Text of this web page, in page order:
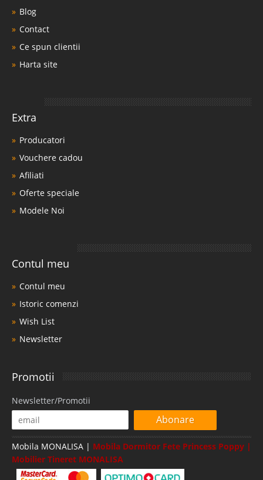
Blog
Contact
Ce spun clientii
Harta site
Extra
Producatori
Vouchere cadou
Afiliati
Oferte speciale
Modele Noi
Contul meu
Contul meu
Istoric comenzi
Wish List
Newsletter
Promotii
Newsletter/Promotii
Abonare
Mobila MONALISA | Mobila Dormitor Fete Princess Poppy |
Mobilier Tineret MONALISA